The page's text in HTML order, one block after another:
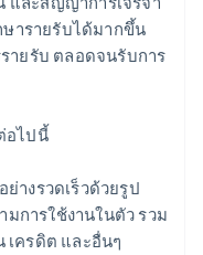
ษารายรับได้มากขึ้น
ายรับ ตลอดจนรับการ
อไปนี้
ย่างรวดเร็วด้วยรูป
การใช้งานในตัว รวม
เครดิต และอื่นๆ